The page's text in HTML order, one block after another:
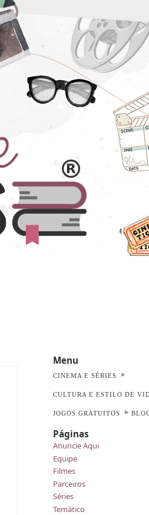
Menu
CINEMA E SÉRIES
CULTURA E ESTILO DE
JOGOS GRATUITOS
Páginas
Anuncie Aqui
Equipe
Filmes
Parceiros
Séries
Temático